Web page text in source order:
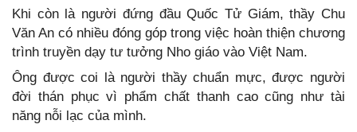
Khi còn là người đứng đầu Quốc Tử Giám, thầy Chu
Văn An có nhiều đóng góp trong việc hoàn thiện chương
trình truyền dạy tư tưởng Nho giáo vào Việt Nam.
Ông được coi là người thầy chuẩn mực, được người
đời thán phục vì phẩm chất thanh cao cũng như tài
năng nỗi lạc của mình.